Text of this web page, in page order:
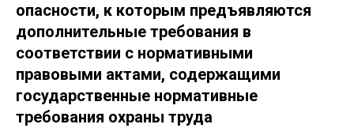
опасности, к которым предъявляются
дополнительные требования в
соответствии с нормативными
правовыми актами, содержащими
государственные нормативные
требования охраны труда